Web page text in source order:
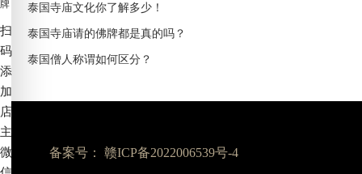
泰国寺庙文化你了解多少！
泰国寺庙请的佛牌都是真的吗？
泰国僧人称谓如何区分？
备案号： 赣ICP备2022006539号-4
扫
码
添
加
店
主
微